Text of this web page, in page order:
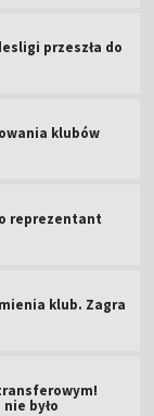
przeszła do
klubów
reprezentant
klub. Zagra
było